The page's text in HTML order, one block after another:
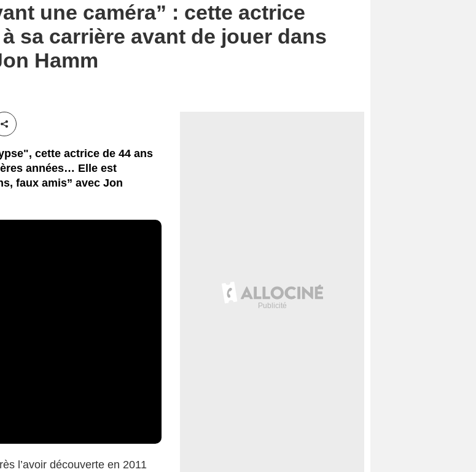
une caméra” : cette actrice
sa carrière avant de jouer dans
Hamm
Partager cet article
cette actrice de 44 ans
années… Elle est
faux amis” avec Jon
l’avoir découverte en 2011